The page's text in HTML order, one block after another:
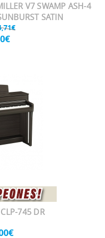
V7 SWAMP ASH-4
SATIN
745 DR